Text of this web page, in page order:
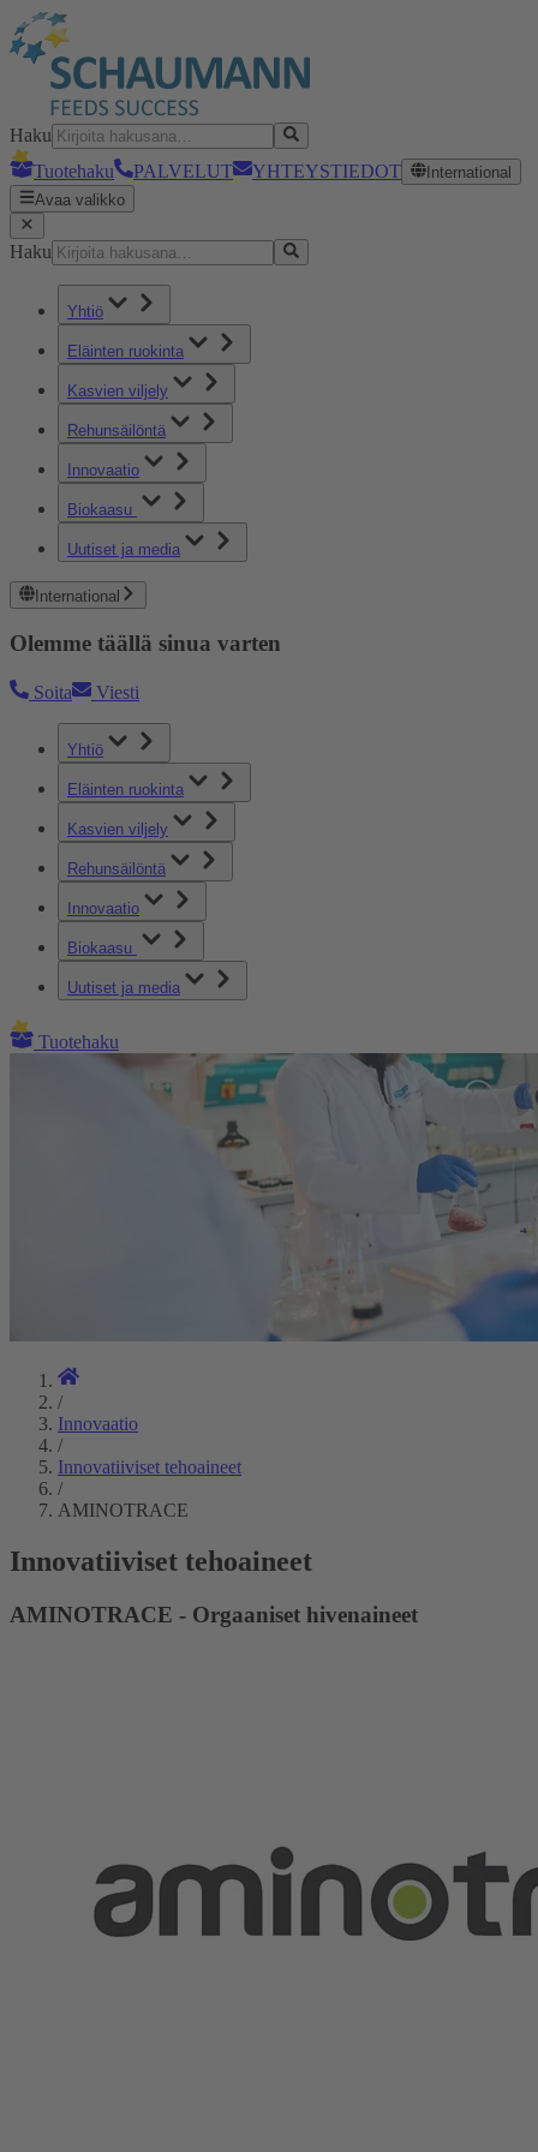
Haku
Tuotehaku
PALVELUT YHTEYSTIEDOT
International
Avaa valikko
Haku
Yhtiö
Eläinten ruokinta
Kasvien viljely
Rehunsäilöntä
Innovaatio
Biokaasu
Uutiset ja media
International
Olemme täällä sinua varten
Soita Viesti
Yhtiö
Eläinten ruokinta
Kasvien viljely
Rehunsäilöntä
Innovaatio
Biokaasu
Uutiset ja media
Tuotehaku
/
Innovaatio
/
Innovatiiviset tehoaineet
/
AMINOTRACE
Innovatiiviset tehoaineet
AMINOTRACE - Orgaaniset hivenaineet